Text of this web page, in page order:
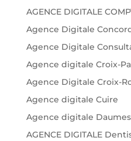
AGENCE DIGITALE
Agence Digitale
Agence Digitale
Agence digitale Croix-
Agence Digitale Croix-
Agence digitale Cuire
Agence digitale
AGENCE DIGITALE